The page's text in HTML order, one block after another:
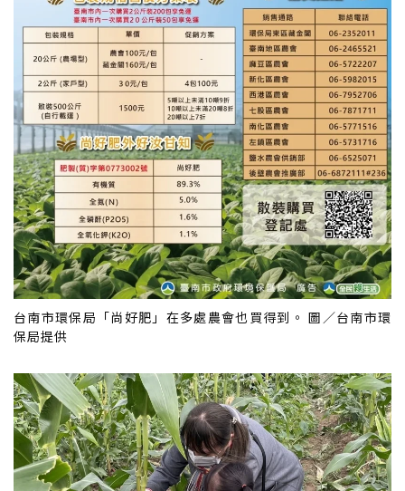
台南市環保局「尚好肥」在多處農會也買得到。 圖／台南市環
保局提供